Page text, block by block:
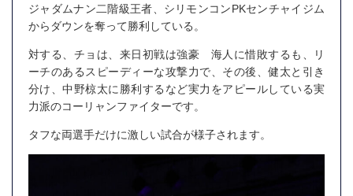
ジャダムナン二階級王者、シリモンコンPKセンチャイジム
からダウンを奪って勝利している。
対する、チョは、来日初戦は強豪 海人に惜敗するも、リ
ーチのあるスピーディーな攻撃力で、その後、健太と引き
分け、中野椋太に勝利するなど実力をアピールしている実
力派のコーリャンファイターです。
タフな両選手だけに激しい試合が様子されます。